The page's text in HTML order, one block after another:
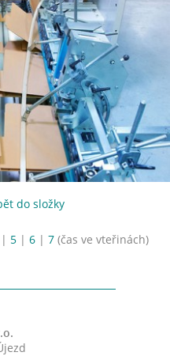
do složky
| 5 | 6 | 7 (čas ve vteřinách)